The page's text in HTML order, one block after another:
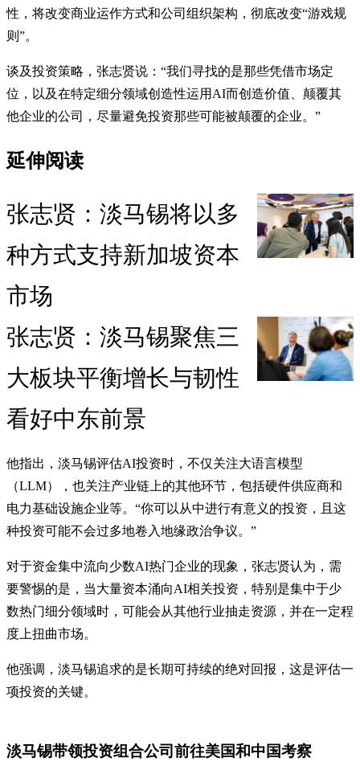
性，将改变商业运作方式和公司组织架构，彻底改变“游戏规
则”。
谈及投资策略，张志贤说：“我们寻找的是那些凭借市场定
位，以及在特定细分领域创造性运用AI而创造价值、颠覆其
他企业的公司，尽量避免投资那些可能被颠覆的企业。”
延伸阅读
张志贤：淡马锡将以多
种方式支持新加坡资本
市场
张志贤：淡马锡聚焦三
大板块平衡增长与韧性
看好中东前景
他指出，淡马锡评估AI投资时，不仅关注大语言模型
（LLM），也关注产业链上的其他环节，包括硬件供应商和
电力基础设施企业等。“你可以从中进行有意义的投资，且这
种投资可能不会过多地卷入地缘政治争议。”
对于资金集中流向少数AI热门企业的现象，张志贤认为，需
要警惕的是，当大量资本涌向AI相关投资，特别是集中于少
数热门细分领域时，可能会从其他行业抽走资源，并在一定程
度上扭曲市场。
他强调，淡马锡追求的是长期可持续的绝对回报，这是评估一
项投资的关键。
淡马锡带领投资组合公司前往美国和中国考察